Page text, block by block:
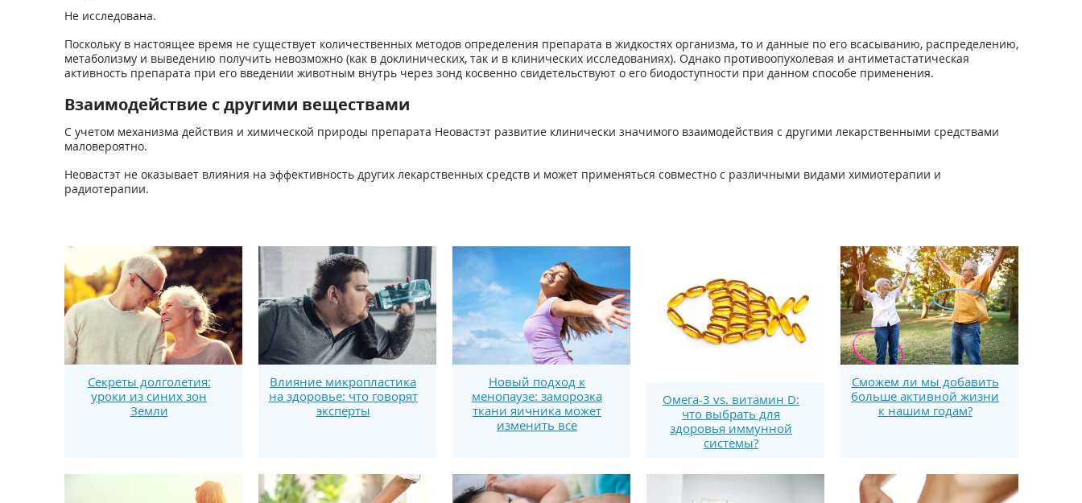
Не исследована.
Поскольку в настоящее время не существует количественных методов определения препарата в жидкостях организма, то и данные по его всасыванию, распределению,
метаболизму и выведению получить невозможно (как в доклинических, так и в клинических исследованиях). Однако противоопухолевая и антиметастатическая
активность препарата при его введении животным внутрь через зонд косвенно свидетельствуют о его биодоступности при данном способе применения.
Взаимодействие с другими веществами
С учетом механизма действия и химической природы препарата Неовастэт развитие клинически значимого взаимодействия с другими лекарственными средствами
маловероятно.
Неовастэт не оказывает влияния на эффективность других лекарственных средств и может применяться совместно с различными видами химиотерапии и
радиотерапии.
Секреты долголетия:
уроки из синих зон
Земли
Влияние микропластика
на здоровье: что говорят
эксперты
Новый подход к
менопаузе: заморозка
ткани яичника может
изменить все
Омега-3 vs. витамин D:
что выбрать для
здоровья иммунной
системы?
Сможем ли мы добавить
больше активной жизни
к нашим годам?